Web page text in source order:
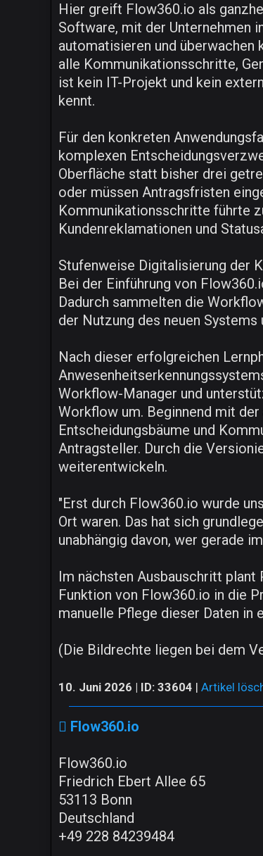
Hier greift Flow360.io als
Software, mit der Unternehmen
automatisieren und überwachen
alle Kommunikationsschritte,
ist kein IT-Projekt und kein
kennt.
Für den konkreten
komplexen
Oberfläche statt bisher drei
oder müssen Antragsfristen
Kommunikationsschritte führte
Kundenreklamationen und
Stufenweise Digitalisierung der
Bei der Einführung von
Dadurch sammelten die
der Nutzung des neuen
Nach dieser erfolgreichen
Workflow-Manager und
Workflow um. Beginnend mit
Entscheidungsbäume und
Antragsteller. Durch die
weiterentwickeln.
"Erst durch Flow360.io wurde
Ort waren. Das hat sich
unabhängig davon, wer gerade
Im nächsten Ausbauschritt plant
Funktion von Flow360.io in die
manuelle Pflege dieser Daten in
(Die Bildrechte liegen bei dem
10. Juni 2026 | ID: 33604 Artikel
Flow360.io
Flow360.io
Friedrich Ebert Allee 65
53113 Bonn
Deutschland
+49 228 84239484